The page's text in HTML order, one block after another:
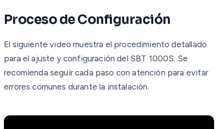
Proceso de Configuración
El siguiente video muestra el procedimiento detallado
para el ajuste y configuración del SBT 1000S. Se
recomienda seguir cada paso con atención para evitar
errores comunes durante la instalación.